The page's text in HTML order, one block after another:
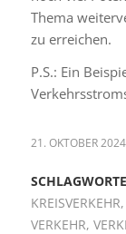
Thema
zu erreichen.
P.S.: Ein
21. OKTOBER 2024
KREISVERKEHR,
VERKEHR,